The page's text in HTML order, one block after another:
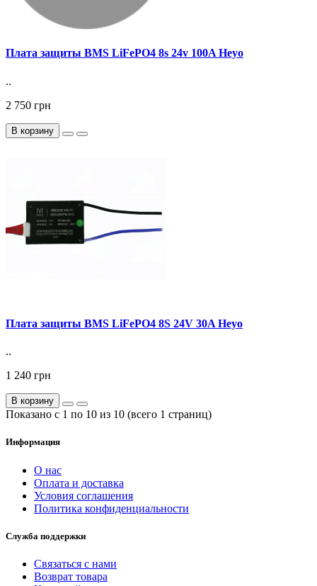
Плата защиты BMS LiFePO4 8s 24v 100A Heyo
..
2 750 грн
В корзину
Плата защиты BMS LiFePO4 8S 24V 30A Heyo
..
1 240 грн
В корзину
Показано с 1 по 10 из 10 (всего 1 страниц)
Информация
О нас
Оплата и доставка
Условия соглашения
Политика конфиденциальности
Служба поддержки
Связаться с нами
Возврат товара